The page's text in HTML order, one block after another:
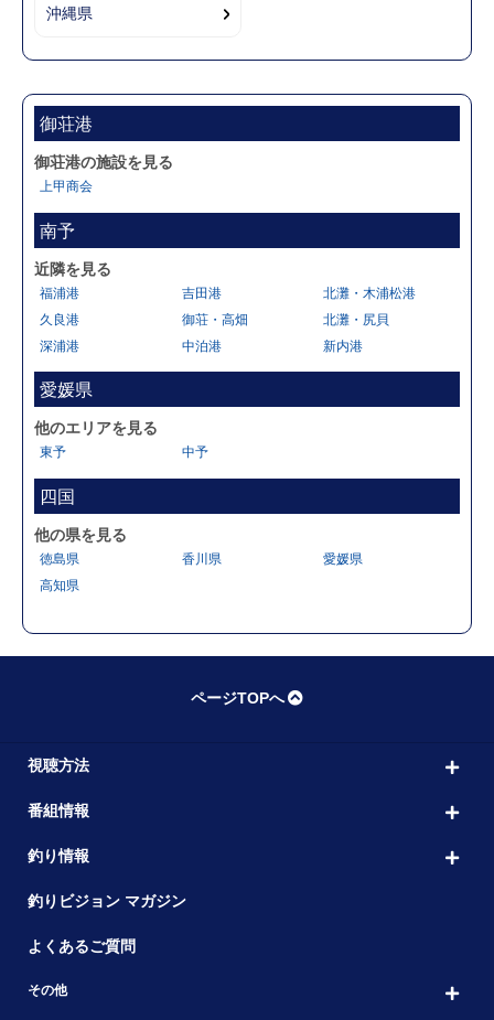
沖縄県
御荘港
御荘港の施設を見る
上甲商会
南予
近隣を見る
福浦港 吉田港
北灘・木浦松港
久良港
御荘・高畑
北灘・尻貝
深浦港
中泊港 新内港
愛媛県
他のエリアを見る
東予 中予
四国
他の県を見る
徳島県 香川県
愛媛県
高知県
ページTOPへ
視聴方法
番組情報
釣り情報
釣りビジョン マガジン
よくあるご質問
その他